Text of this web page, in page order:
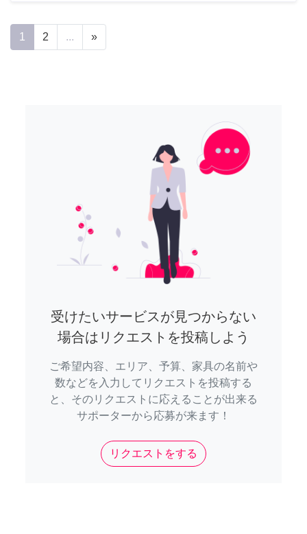
1 2 ... »
受けたいサービスが見つからない
場合はリクエストを投稿しよう
ご希望内容、エリア、予算、家具の名前や
数などを入力してリクエストを投稿する
と、そのリクエストに応えることが出来る
サポーターから応募が来ます！
リクエストをする